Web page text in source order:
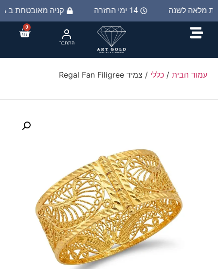
קניה מאובטחת ב 100% 14 ימי החזרה מלאה לשנה
0
התחבר
עמוד הבית / כללי / צמיד Regal Fan Filigree